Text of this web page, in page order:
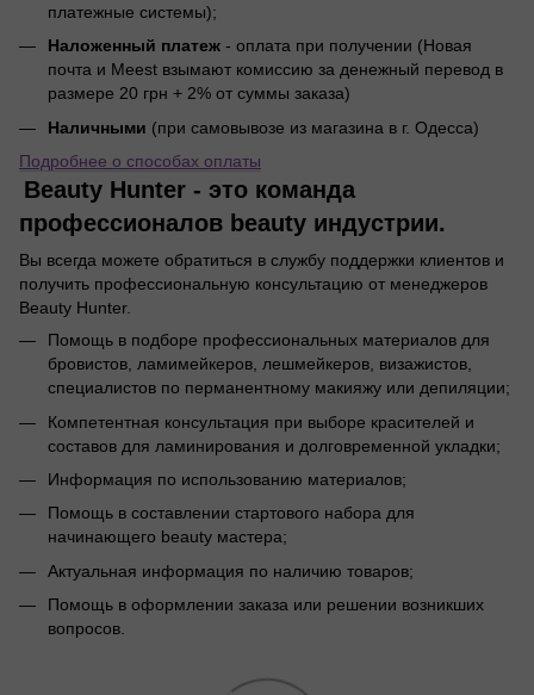
платежные системы);
Наложенный платеж - оплата при получении (Новая
почта и Meest взымают комиссию за денежный перевод в
размере 20 грн + 2% от суммы заказа)
Наличными (при самовывозе из магазина в г. Одесса)
Подробнее о способах оплаты
Beauty Hunter - это команда
профессионалов beauty индустрии.
Вы всегда можете обратиться в службу поддержки клиентов и
получить профессиональную консультацию от менеджеров
Beauty Hunter.
Помощь в подборе профессиональных материалов для
бровистов, ламимейкеров, лешмейкеров, визажистов,
специалистов по перманентному макияжу или депиляции;
Компетентная консультация при выборе красителей и
составов для ламинирования и долговременной укладки;
Информация по использованию материалов;
Помощь в составлении стартового набора для
начинающего beauty мастера;
Актуальная информация по наличию товаров;
Помощь в оформлении заказа или решении возникших
вопросов.